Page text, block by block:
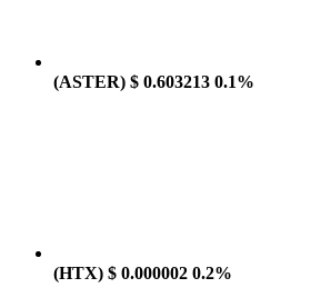
(ASTER) $ 0.603213 0.1%
(HTX) $ 0.000002 0.2%